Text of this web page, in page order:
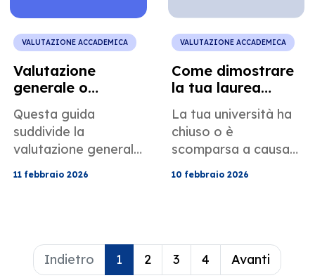
velocemente
VALUTAZIONE ACCADEMICA
Valutazione
generale o
valutazione corso
per corso: qual è
la differenza?
Questa guida
suddivide la
valutazione generale
in base a quella
cui la tua università o
il tuo datore di
11 febbraio 2026
VALUTAZIONE ACCADEMICA
Come dimostrare
la tua laurea
quando la tua
scuola è chiusa o
distrutta
La tua università ha
chiuso o è
scomparsa a causa
di un conflitto? La
i tuoi risultati
accademici
10 febbraio 2026
Indietro 1 2 3 4 Avanti